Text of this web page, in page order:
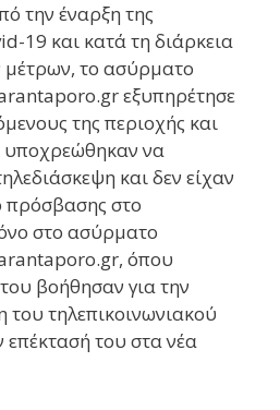
την έναρξη της
19 και κατά τη διάρκεια
μέτρων, το ασύρματο
εξυπηρέτησε
της περιοχής και
υποχρεώθηκαν να
και δεν είχαν
πρόσβασης στο
στο ασύρματο
όπου
βοήθησαν για την
τηλεπικοινωνιακού
επέκτασή του στα νέα